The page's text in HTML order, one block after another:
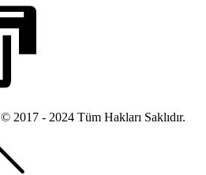
2017 - 2024 Tüm Hakları Saklıdır.